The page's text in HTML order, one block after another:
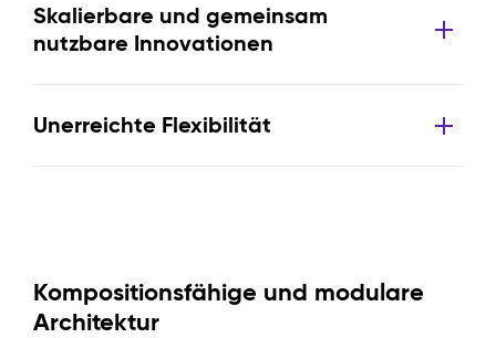
Skalierbare und gemeinsam
nutzbare Innovationen
Unerreichte Flexibilität
Kompositionsfähige und modulare
Architektur